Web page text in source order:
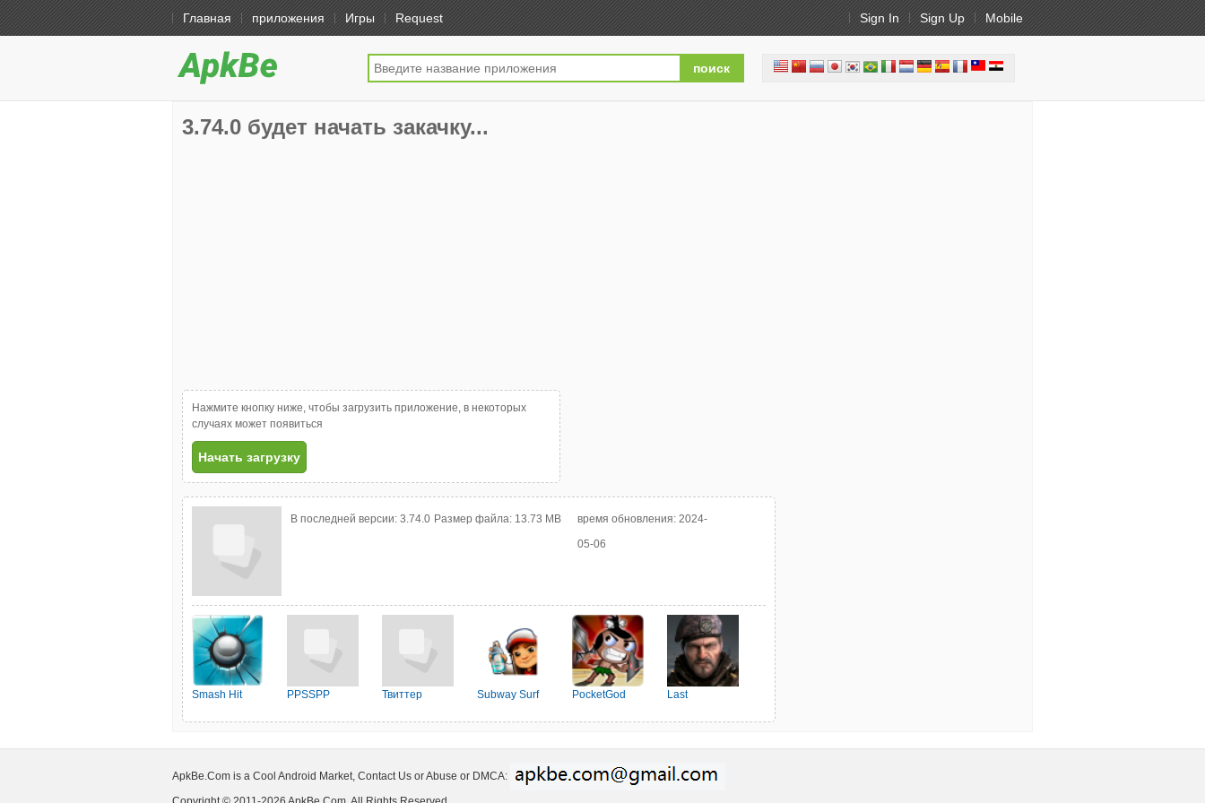
Главная приложения Игры Request Sign In Sign Up Mobile
3.74.0 будет начать закачку...
Нажмите кнопку ниже, чтобы загрузить приложение, в некоторых
случаях может появиться
Начать загрузку
В последней версии: 3.74.0 Размер файла: 13.73 MB время обновления: 2024-
05-06
Smash Hit PPSSPP Твиттер Subway Surf PocketGod
Last
ApkBe.Com is a Cool Android Market, Contact Us or Abuse or DMCA: